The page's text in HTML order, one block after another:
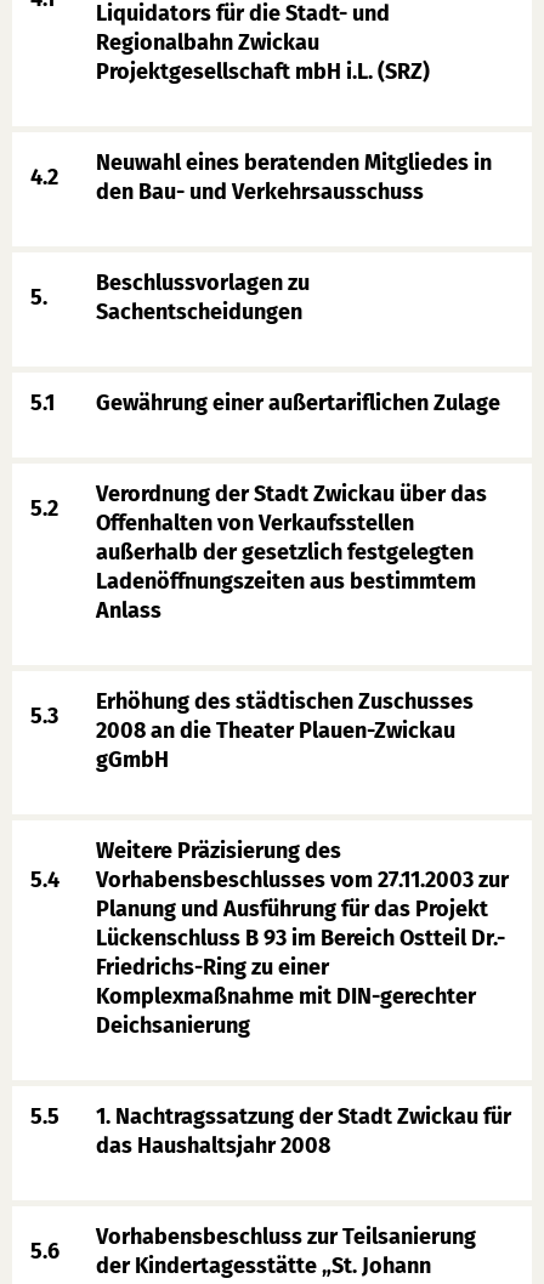
Liquidators für die Stadt- und
Regionalbahn Zwickau
Projektgesellschaft mbH i.L. (SRZ)
4.2
Neuwahl eines beratenden Mitgliedes in
den Bau- und Verkehrsausschuss
5.
Beschlussvorlagen zu
Sachentscheidungen
5.1 Gewährung einer außertariflichen Zulage
5.2
Verordnung der Stadt Zwickau über das
Offenhalten von Verkaufsstellen
außerhalb der gesetzlich festgelegten
Ladenöffnungszeiten aus bestimmtem
Anlass
5.3
Erhöhung des städtischen Zuschusses
2008 an die Theater Plauen-Zwickau
gGmbH
5.4
Weitere Präzisierung des
Vorhabensbeschlusses vom 27.11.2003 zur
Planung und Ausführung für das Projekt
Lückenschluss B 93 im Bereich Ostteil Dr.-
Friedrichs-Ring zu einer
Komplexmaßnahme mit DIN-gerechter
Deichsanierung
5.5
1. Nachtragssatzung der Stadt Zwickau für
das Haushaltsjahr 2008
5.6
Vorhabensbeschluss zur Teilsanierung
der Kindertagesstätte „St. Johann